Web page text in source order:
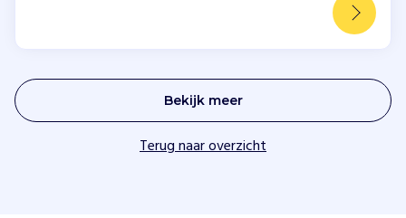
Bekijk meer
Terug naar overzicht